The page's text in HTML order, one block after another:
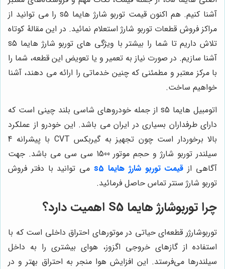
آشنا کنیم. هم اکنون قیمت توربو شارژ هایما s5 را می توانید از
مراکز فروش قطعات توربو شارژ استعلام نمائید. در این مقالۀ کوتاه
تلاش داریم تا شما را بیشتر با ویژگی های توربو شارژ هایما s5
آشنا سازیم. در صورت نیاز به تعمیر و یا تعویض این قطعه، شما را
با مرکز معتبر و مطمئنی که چنین خدماتی را ارائه می دهند، آشنا
خواهیم ساخت.
اتومبیل هایما s5 از جمله خودروهای شاسی بلند چینی است که
دارای طرفداران بسیاری در ایران می باشد. این خودرو از عملکرد
بالا برخوردار است چون تجهیز به گیربکس CVT
با پیشرانه 4
سیلندر توربو شارژ و حجم موتور 1500 سی سی می باشد. جهت
آگاهی از قیمت توربو شارژ هایما s5
می توانید با دفتر فروش
توربو شارژ سنتر تماس حاصل فرمائید.
چرا توربوشارژ هایما S5 اهمیت دارد؟
توربوشارژر قطعه‌ای حیاتی در موتورهای احتراق داخلی است که با
استفاده از گازهای خروجی اگزوز، هوای بیشتری را به داخل
سیلندرها می‌فرستد. این افزایش هوا منجر به احتراق بهتر و در